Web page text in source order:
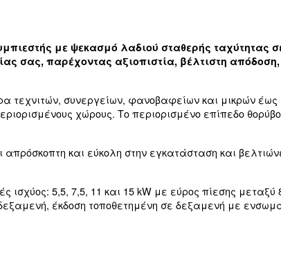
μας αναβαθμίζουν τα συστήματα
τους αεροσυμπιεστές CSA
έως και 35% ενέργεια σε
ταχύτητας προσαρμόζουν την ταχύτητα
σημαντική εξοικονόμηση
αεροσυμπιεστές CSA και DRA και
σας.
αεροσυμπιεστής με ψεκασμό
χώρο εργασίας σας, παρέχοντας